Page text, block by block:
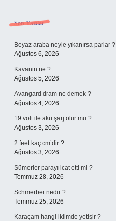
Sidebar
Son Yazılar
Beyaz araba neyle yıkanırsa parlar ?
Ağustos 6, 2026
Kavanin ne ?
Ağustos 5, 2026
Avangard dram ne demek ?
Ağustos 4, 2026
19 volt ile akü şarj olur mu ?
Ağustos 3, 2026
2 feet kaç cm’dir ?
Ağustos 3, 2026
Sümerler parayı icat etti mi ?
Temmuz 28, 2026
Schmerber nedir ?
Temmuz 25, 2026
Karaçam hangi iklimde yetişir ?